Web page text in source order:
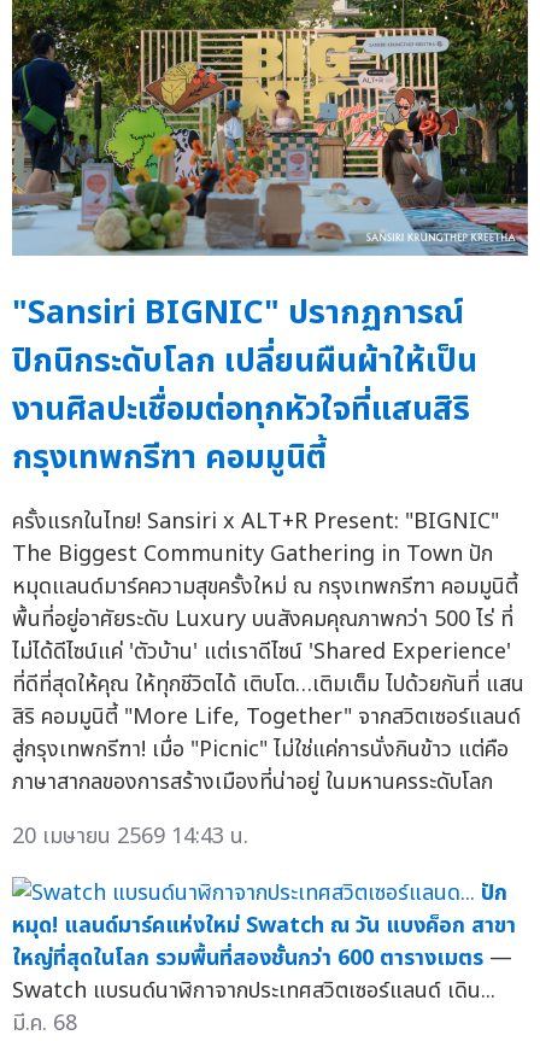
"Sansiri BIGNIC" ปรากฏการณ์
ปิกนิกระดับโลก เปลี่ยนผืนผ้าให้เป็น
งานศิลปะเชื่อมต่อทุกหัวใจที่แสนสิริ
กรุงเทพกรีฑา คอมมูนิตี้
ครั้งแรกในไทย! Sansiri x ALT+R Present: "BIGNIC"
The Biggest Community Gathering in Town ปัก
หมุดแลนด์มาร์คความสุขครั้งใหม่ ณ กรุงเทพกรีฑา คอมมูนิตี้
พื้นที่อยู่อาศัยระดับ Luxury บนสังคมคุณภาพกว่า 500 ไร่ ที่
ไม่ได้ดีไซน์แค่ 'ตัวบ้าน' แต่เราดีไซน์ 'Shared Experience'
ที่ดีที่สุดให้คุณ ให้ทุกชีวิตได้ เติบโต…เติมเต็ม ไปด้วยกันที่ แสน
สิริ คอมมูนิตี้ "More Life, Together" จากสวิตเซอร์แลนด์
สู่กรุงเทพกรีฑา! เมื่อ "Picnic" ไม่ใช่แค่การนั่งกินข้าว แต่คือ
ภาษาสากลของการสร้างเมืองที่น่าอยู่ ในมหานครระดับโลก
20 เมษายน 2569 14:43 น.
ปัก
หมุด! แลนด์มาร์คแห่งใหม่ Swatch ณ วัน แบงค็อก สาขา
ใหญ่ที่สุดในโลก รวมพื้นที่สองชั้นกว่า 600 ตารางเมตร —
Swatch แบรนด์นาฬิกาจากประเทศสวิตเซอร์แลนด์ เดิน...
มี.ค. 68